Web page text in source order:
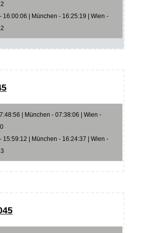
| München - 16:25:19 | Wien -
| München - 07:38:06 | Wien -
| München - 16:24:37 | Wien -